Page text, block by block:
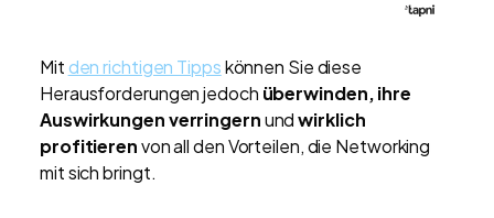
Mitden richtigen Tippskönnen Sie diese
Herausforderungen jedoch überwinden, ihre
Auswirkungen verringernundwirklich
profitierenvon all den Vorteilen, die Networking
mit sich bringt.